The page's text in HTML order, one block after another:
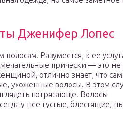
Дженифер Лопес
Разумеется, к ее
прически — это не
отлично знает, что
ухоженные волосы. В этом
потрясающе. Волосы
у нее густые, блестящие,